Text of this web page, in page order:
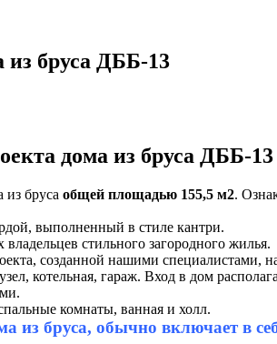
из бруса ДББ-13
дома из бруса ДББ-13
бруса общей площадью 155,5 м2.
выполненный в стиле кантри.
стильного загородного жилья.
созданной нашими специалистами,
котельная, гараж. Вход в дом
комнаты, ванная и холл.
из бруса, обычно включает в